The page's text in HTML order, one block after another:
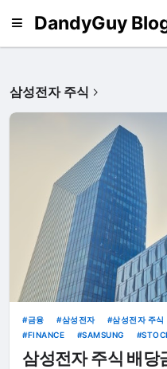
DandyGuy
삼성전자 주식
금융 삼성전자 삼성전자 주식
FINANCE
SAMSUNG
삼성전자 주식 배당